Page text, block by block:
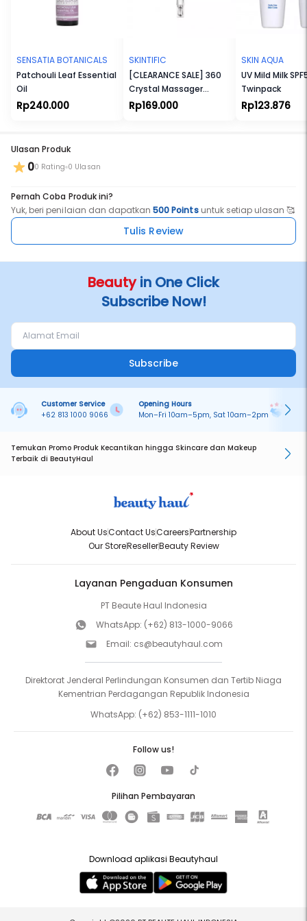
menutrisi kulit. Rosehip tinggi akan vitamin A, yang dapat
mendorong perbaikan pigmentasi dan tekstur pada kulit.
Membahayakan Eksistensi Terumbu Karang. Tersertifikasi Halal.
SENSATIA BOTANICALS
Patchouli Leaf Essential
Oil
Rp240.000
SKINTIFIC
[CLEARANCE SALE] 360
Crystal Massager
Lifting Eye Cream 20gr
Rp169.000
SKIN AQUA
UV Mild Milk
Twinpack
Rp123.876
Ulasan Produk
00 Rating 0 Ulasan
Pernah Coba Produk ini?
Yuk, beri penilaian dan dapatkan500 Pointsuntuk setiap ulasan 🥰
Tulis Review
Beautyin One Click
Subscribe Now!
Subscribe
Customer Service
+62 813 1000 9066
Opening Hours
Mon–Fri 10am–5pm, Sat 10am–2pm
Temukan Promo Produk Kecantikan hingga Skincare dan Makeup
Terbaik di BeautyHaul
About UsContact UsCareersPartnership
Our StoreResellerBeauty Review
Layanan Pengaduan Konsumen
PT Beaute Haul Indonesia
WhatsApp: (+62) 813-1000-9066
Email: cs@beautyhaul.com
Direktorat Jenderal Perlindungan Konsumen dan Tertib Niaga
Kementrian Perdagangan Republik Indonesia
WhatsApp: (+62) 853-1111-1010
Pilihan Pembayaran
Follow us!
Download aplikasi Beautyhaul